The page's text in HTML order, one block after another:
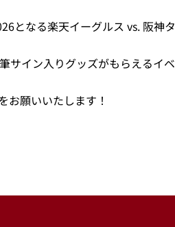
となる楽天イーグルス vs. 阪神タ
サイン入りグッズがもらえるイベ
お願いいたします！